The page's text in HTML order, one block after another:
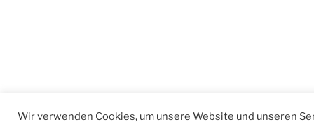
Wir verwenden Cookies, um unsere Website und unseren